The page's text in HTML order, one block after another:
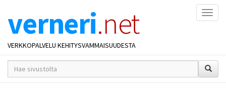
verneri.net
VERKKOPALVELU KEHITYSVAMMAISUUDESTA
hakusana(t)
*